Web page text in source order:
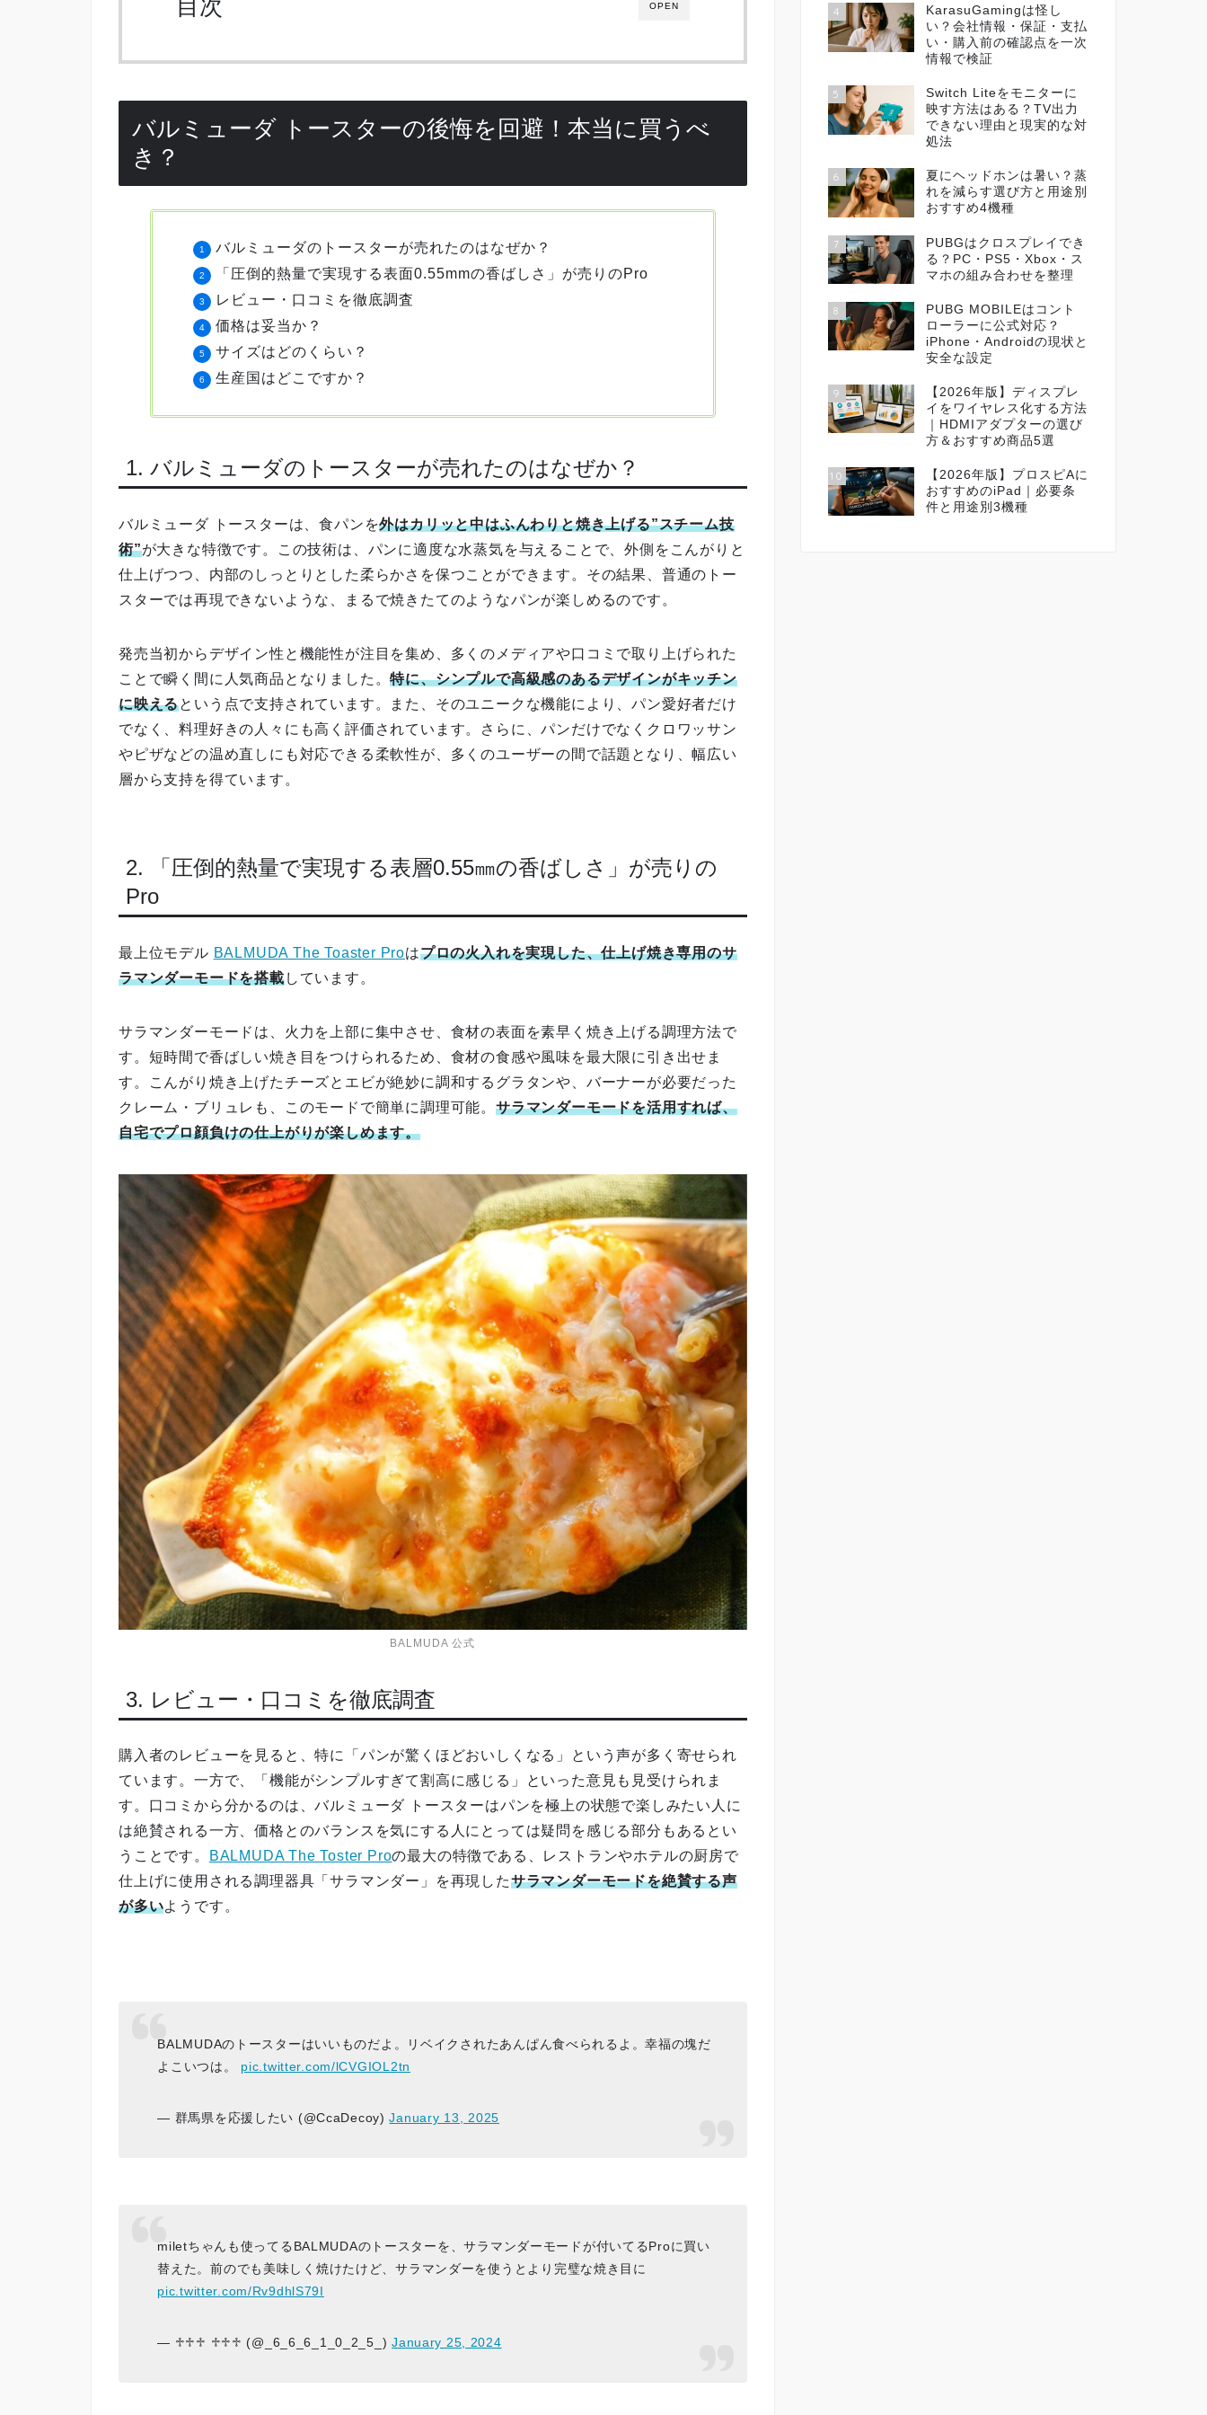
OPEN
目次
バルミューダ トースターの後悔を回避！本当に買うべ
き？
バルミューダのトースターが売れたのはなぜか？
「圧倒的熱量で実現する表面0.55mmの香ばしさ」が売りのPro
レビュー・口コミを徹底調査
価格は妥当か？
サイズはどのくらい？
生産国はどこですか？
1. バルミューダのトースターが売れたのはなぜか？
バルミューダ トースターは、食パンを外はカリッと中はふんわりと焼き上げる”スチーム技
術”が大きな特徴です。この技術は、パンに適度な水蒸気を与えることで、外側をこんがりと
仕上げつつ、内部のしっとりとした柔らかさを保つことができます。その結果、普通のトー
スターでは再現できないような、まるで焼きたてのようなパンが楽しめるのです。
発売当初からデザイン性と機能性が注目を集め、多くのメディアや口コミで取り上げられた
ことで瞬く間に人気商品となりました。特に、シンプルで高級感のあるデザインがキッチン
に映えるという点で支持されています。また、そのユニークな機能により、パン愛好者だけ
でなく、料理好きの人々にも高く評価されています。さらに、パンだけでなくクロワッサン
やピザなどの温め直しにも対応できる柔軟性が、多くのユーザーの間で話題となり、幅広い
層から支持を得ています。
2. 「圧倒的熱量で実現する表層0.55㎜の香ばしさ」が売りの
Pro
最上位モデル BALMUDA The Toaster Proはプロの火入れを実現した、仕上げ焼き専用のサ
ラマンダーモードを搭載しています。
サラマンダーモードは、火力を上部に集中させ、食材の表面を素早く焼き上げる調理方法で
す。短時間で香ばしい焼き目をつけられるため、食材の食感や風味を最大限に引き出せま
す。こんがり焼き上げたチーズとエビが絶妙に調和するグラタンや、バーナーが必要だった
クレーム・ブリュレも、このモードで簡単に調理可能。 サラマンダーモードを活用すれば、
自宅でプロ顔負けの仕上がりが楽しめます。
BALMUDA 公式
3. レビュー・口コミを徹底調査
購入者のレビューを見ると、特に「パンが驚くほどおいしくなる」という声が多く寄せられ
ています。一方で、「機能がシンプルすぎて割高に感じる」といった意見も見受けられま
す。口コミから分かるのは、バルミューダ トースターはパンを極上の状態で楽しみたい人に
は絶賛される一方、価格とのバランスを気にする人にとっては疑問を感じる部分もあるとい
うことです。
BALMUDA The Toster Proの最大の特徴である、レストランやホテルの厨房で
仕上げに使用される調理器具「サラマンダー」を再現したサラマンダーモードを絶賛する声
が多いようです。
BALMUDAのトースターはいいものだよ。リベイクされたあんぱん食べられるよ。幸福の塊だ
よこいつは。 pic.twitter.com/lCVGIOL2tn
— 群馬県を応援したい (@CcaDecoy)January 13, 2025
miletちゃんも使ってるBALMUDAのトースターを、サラマンダーモードが付いてるProに買い
替えた。前のでも美味しく焼けたけど、サラマンダーを使うとより完璧な焼き目に
pic.twitter.com/Rv9dhlS79I
— ♱♱♱ ♱♱♱ (@_6_6_6_1_0_2_5_)January 25, 2024
4
KarasuGamingは怪し
い？会社情報・保証・支払
い・購入前の確認点を一次
情報で検証
5
Switch Liteをモニターに
映す方法はある？TV出力
できない理由と現実的な対
処法
6
夏にヘッドホンは暑い？蒸
れを減らす選び方と用途別
おすすめ4機種
7
PUBGはクロスプレイでき
る？PC・PS5・Xbox・ス
マホの組み合わせを整理
8
PUBG MOBILEはコント
ローラーに公式対応？
iPhone・Androidの現状と
安全な設定
9
【2026年版】ディスプレ
イをワイヤレス化する方法
｜HDMIアダプターの選び
方＆おすすめ商品5選
10
【2026年版】プロスピAに
おすすめのiPad｜必要条
件と用途別3機種